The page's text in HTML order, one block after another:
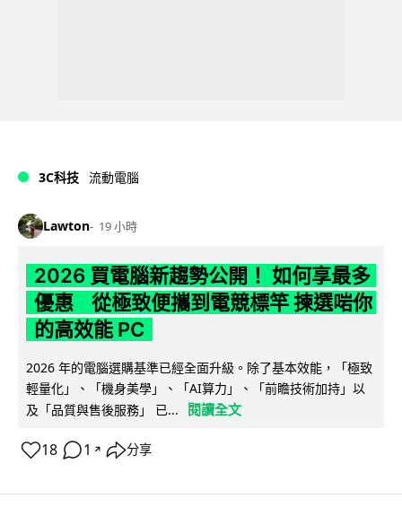
3C科技 流動電腦
Lawton 19 小時
2026 買電腦新趨勢公開！ 如何享最多
優惠 從極致便攜到電競標竿 揀選啱你
的高效能 PC
2026 年的電腦選購基準已經全面升級。除了基本效能，「極致
輕量化」、「機身美學」、「AI算力」、「前瞻技術加持」以
及「品質與售後服務」 已...
閱讀全文
18 1 ↗ 分享